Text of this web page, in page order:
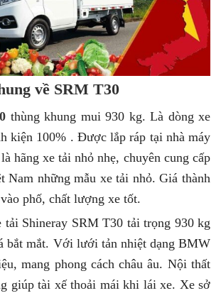
về SRM T30
thùng khung mui 930 kg. Là dòng xe
kiện 100% . Được lắp ráp tại nhà máy
hãng xe tải nhỏ nhẹ, chuyên cung cấp
Nam những mẫu xe tải nhỏ. Giá thành
phố, chất lượng xe tốt.
tải Shineray SRM T30 tải trọng 930 kg
bắt mắt. Với lưới tản nhiệt dạng BMW
mang phong cách châu âu. Nội thất
giúp tài xế thoải mái khi lái xe. Xe sở